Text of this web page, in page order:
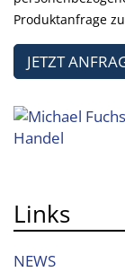
Produktanfrage
JETZT
Links
NEWS